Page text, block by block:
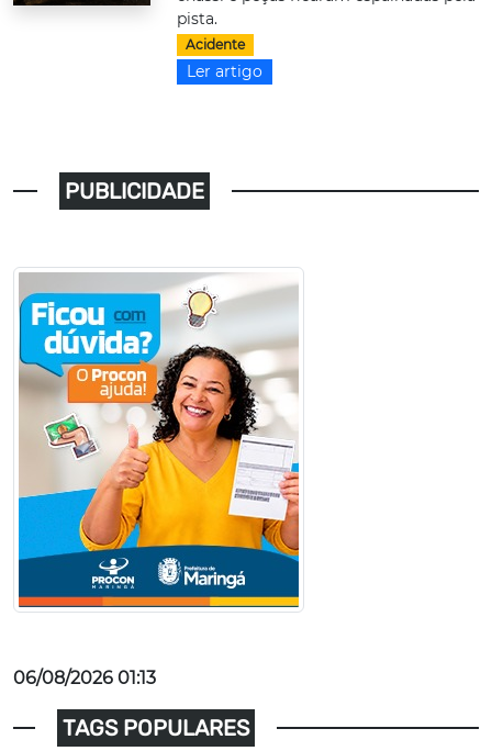
pista.
Acidente
Ler artigo
PUBLICIDADE
06/08/2026 01:13
TAGS POPULARES